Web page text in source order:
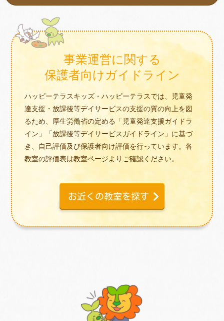
事業運営に関する
保護者向けガイドライン
ハッピーテラスキッズ・ハッピーテラスでは、児童発
達支援・放課後等デイサービスの支援の質の向上を図
るため、厚生労働省の定める「児童発達支援ガイドラ
イン」「放課後等デイサービスガイドライン」に基づ
き、自己評価及び保護者向け評価を行っています。各
教室の評価表は教室ページよりご確認ください。